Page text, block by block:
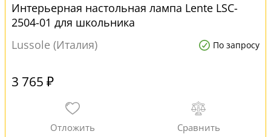
Интерьерная настольная лампа Lente LSC-
2504-01 для школьника
Lussole (Италия)
По запросу
3 765 ₽